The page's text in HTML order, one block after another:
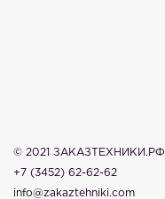
© 2021 ЗАКАЗТЕХНИКИ.РФ
+7 (3452) 62-62-62
info@zakaztehniki.com